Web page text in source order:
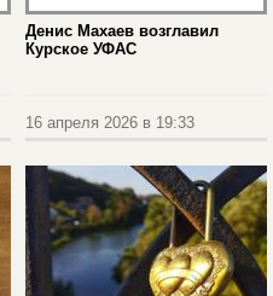
Денис Махаев возглавил
Курское УФАС
16 апреля 2026 в 19:33